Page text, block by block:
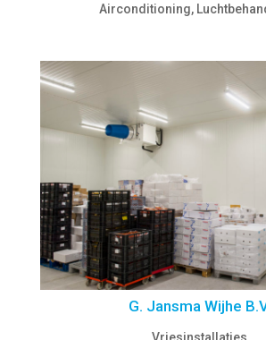
Airconditioning,
G. Jansma Wijhe